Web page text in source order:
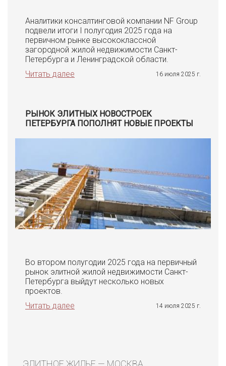
Аналитики консалтинговой компании NF Group
подвели итоги I полугодия 2025 года на
первичном рынке высококлассной
загородной жилой недвижимости Санкт-
Петербурга и Ленинградской области.
Читать далее
16 июля 2025 г.
РЫНОК ЭЛИТНЫХ НОВОСТРОЕК
ПЕТЕРБУРГА ПОПОЛНЯТ НОВЫЕ ПРОЕКТЫ
Во втором полугодии 2025 года на первичный
рынок элитной жилой недвижимости Санкт-
Петербурга выйдут несколько новых
проектов.
Читать далее
14 июля 2025 г.
ЭЛИТНОЕ ЖИЛЬЕ — МОСКВА